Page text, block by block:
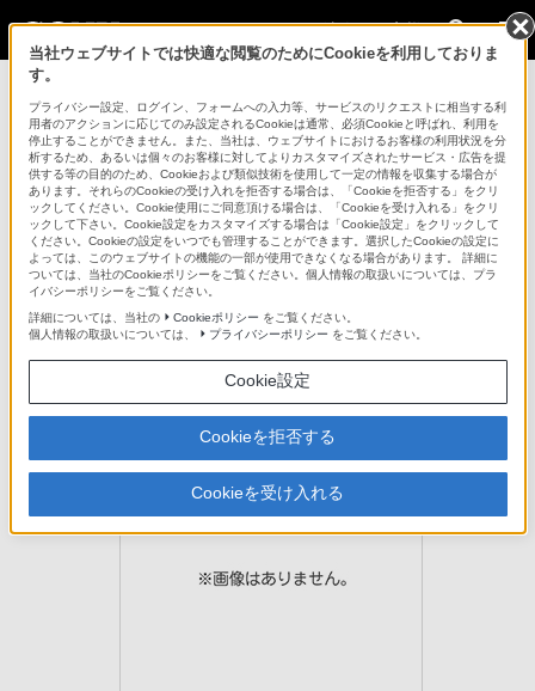
法人のお客様
ソフトウェア / ライセンス > CBKZ-3610AW
法人のお客様
ソフトウェア / ライセンス
CBKZ-3610AW
CineAltaカメラ VENICE用アナモフィックライセンス（7日間有
効）
アナモフィックライセンス（7日間有効）
CBKZ-3610AW
当社ウェブサイトでは快適な閲覧のためにCookieを利用しておりま
す。
プライバシー設定、ログイン、フォームへの入力等、サービスのリクエストに相当する利
用者のアクションに応じてのみ設定されるCookieは通常、必須Cookieと呼ばれ、利用を
停止することができません。また、当社は、ウェブサイトにおけるお客様の利用状況を分
析するため、あるいは個々のお客様に対してよりカスタマイズされたサービス・広告を提
供する等の目的のため、Cookieおよび類似技術を使用して一定の情報を収集する場合が
あります。それらのCookieの受け入れを拒否する場合は、「Cookieを拒否する」をクリ
ックしてください。Cookie使用にご同意頂ける場合は、「Cookieを受け入れる」をクリ
ックして下さい。Cookie設定をカスタマイズする場合は「Cookie設定」をクリックして
ください。Cookieの設定をいつでも管理することができます。選択したCookieの設定に
よっては、このウェブサイトの機能の一部が使用できなくなる場合があります。 詳細に
ついては、当社のCookieポリシーをご覧ください。個人情報の取扱いについては、プラ
イバシーポリシーをご覧ください。
詳細については、当社の
Cookieポリシー をご覧ください。
個人情報の取扱いについては、
プライバシーポリシー をご覧ください。
Cookie設定
Cookieを拒否する
Cookieを受け入れる